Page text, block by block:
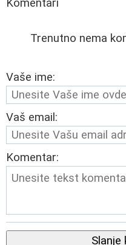
Komentari
Trenutno nema
Vaše ime:
Vaš email:
Komentar:
Slanje